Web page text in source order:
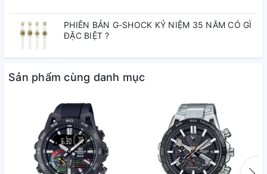
Công cụ tìm điện thoại
Vỏ ngoài
Mặt kính khoáng
Vỏ mạ ion màu đen
Các tính năng của đồng hồ
Giờ thế giới
PHIÊN BẢN G-SHOCK KỶ NIỆM 35 NĂM CÓ GÌ
ĐẶC BIỆT ?
Sản phẩm cùng danh mục